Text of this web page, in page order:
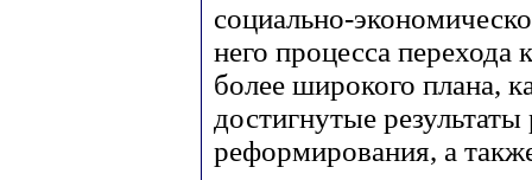
социально-
него процесса
более широкого плана,
достигнутые
реформирования, а